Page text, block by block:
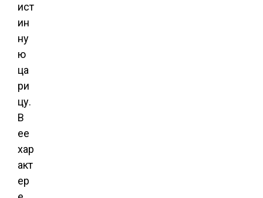
ист
ин
ну
ю
ца
ри
цу.
В
ее
хар
акт
ер